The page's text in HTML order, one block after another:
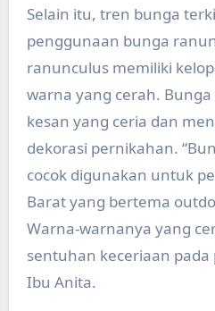
Selain itu, tren bunga
penggunaan bunga
ranunculus memiliki
warna yang cerah.
kesan yang ceria dan
dekorasi pernikahan.
cocok digunakan untuk
Barat yang bertema
Warna-warnanya yang
sentuhan keceriaan
Ibu Anita.